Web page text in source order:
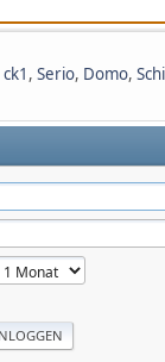
ck1 , Serio, Domo,